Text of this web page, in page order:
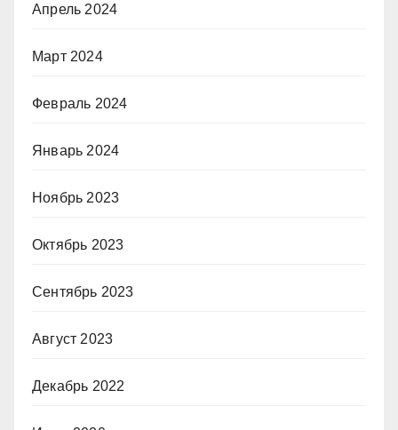
Апрель 2024
Март 2024
Февраль 2024
Январь 2024
Ноябрь 2023
Октябрь 2023
Сентябрь 2023
Август 2023
Декабрь 2022